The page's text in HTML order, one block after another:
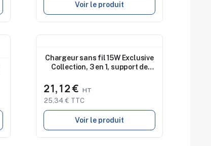
Voir le produit
Chargeur sans fil 15W Exclusive
Collection, 3 en 1, support de
21,12 €
25,34 € TTC
Voir le produit